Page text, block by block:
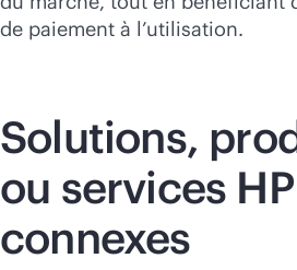
de paiement à l’utilisation.
Solutions,
ou services
connexes